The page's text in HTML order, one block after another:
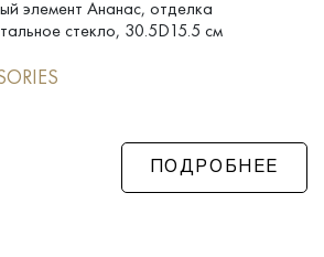
элемент Ананас, отделка
стекло, 30.5D15.5 см
ПОДРОБНЕЕ